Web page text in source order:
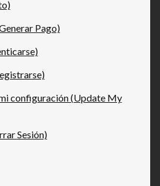
Pago)
configuración (Update My
Sesión)